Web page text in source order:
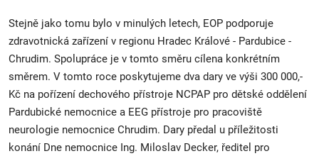
Stejně jako tomu bylo v minulých letech, EOP podporuje
zdravotnická zařízení v regionu Hradec Králové - Pardubice -
Chrudim. Spolupráce je v tomto směru cílena konkrétním
směrem. V tomto roce poskytujeme dva dary ve výši 300 000,-
Kč na pořízení dechového přístroje NCPAP pro dětské oddělení
Pardubické nemocnice a EEG přístroje pro pracoviště
neurologie nemocnice Chrudim. Dary předal u příležitosti
konání Dne nemocnice Ing. Miloslav Decker, ředitel pro